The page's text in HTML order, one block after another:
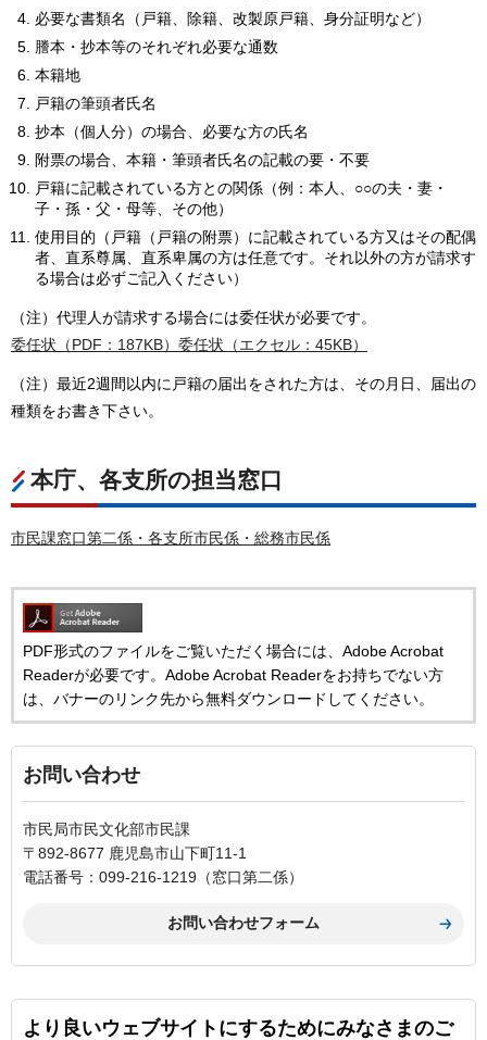
必要な書類名（戸籍、除籍、改製原戸籍、身分証明など）
謄本・抄本等のそれぞれ必要な通数
本籍地
戸籍の筆頭者氏名
抄本（個人分）の場合、必要な方の氏名
附票の場合、本籍・筆頭者氏名の記載の要・不要
戸籍に記載されている方との関係（例：本人、○○の夫・妻・
子・孫・父・母等、その他）
使用目的（戸籍（戸籍の附票）に記載されている方又はその配偶
者、直系尊属、直系卑属の方は任意です。それ以外の方が請求す
る場合は必ずご記入ください）
（注）代理人が請求する場合には委任状が必要です。
委任状（PDF：187KB） 委任状（エクセル：45KB）
（注）最近2週間以内に戸籍の届出をされた方は、その月日、届出の
種類をお書き下さい。
本庁、各支所の担当窓口
市民課窓口第二係・各支所市民係・総務市民係
PDF形式のファイルをご覧いただく場合には、Adobe Acrobat
Readerが必要です。Adobe Acrobat Readerをお持ちでない方
は、バナーのリンク先から無料ダウンロードしてください。
お問い合わせ
市民局市民文化部市民課
〒892-8677 鹿児島市山下町11-1
電話番号：099-216-1219（窓口第二係）
より良いウェブサイトにするためにみなさまのご